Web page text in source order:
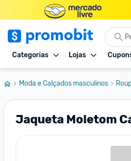
Categorias Lojas
Moda e Calçados masculinos
Jaqueta Moletom